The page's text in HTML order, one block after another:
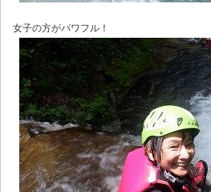
女子の方がパワフル！